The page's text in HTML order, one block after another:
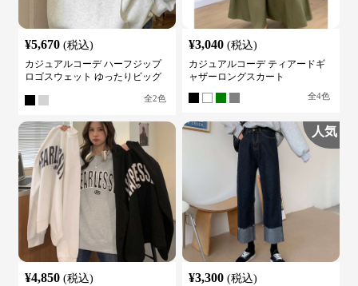
¥5,670 (税込)
カジュアルコーデ ハーフジップ
ロゴスウェット ゆったりビッグ
全2色
¥3,040 (税込)
カジュアルコーデ ティアードギ
ャザーロングスカート
全4色
¥4,850 (税込)
人気
¥3,300 (税込)